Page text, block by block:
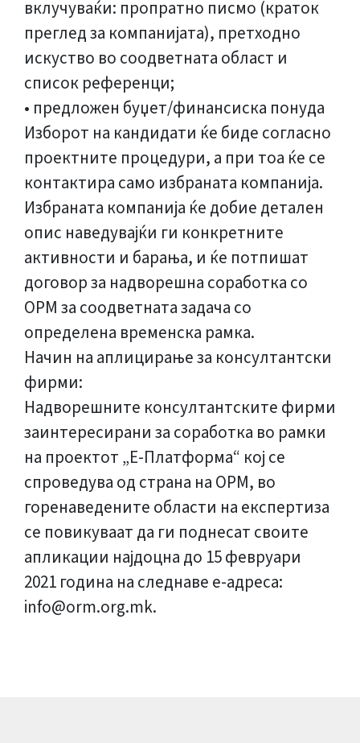
вклучуваќи: пропратно писмо (краток
преглед за компанијата), претходно
искуство во соодветната област и
список референци;
• предложен буџет/финансиска понуда
Изборот на кандидати ќе биде согласно
проектните процедури, а при тоа ќе се
контактира само избраната компанија.
Избраната компанија ќе добие детален
опис наведувајќи ги конкретните
активности и барања, и ќе потпишат
договор за надворешна соработка со
ОРМ за соодветната задача со
определена временска рамка.
Начин на аплицирање за консултантски
фирми:
Надворешните консултантските фирми
заинтересирани за соработка во рамки
на проектот „Е-Платформа“ кој се
спроведува од страна на ОРМ, во
горенаведените области на експертиза
се повикуваат да ги поднесат своите
апликации најдоцна до 15 февруари
2021 година на следнавe е-адреса:
info@orm.org.mk.